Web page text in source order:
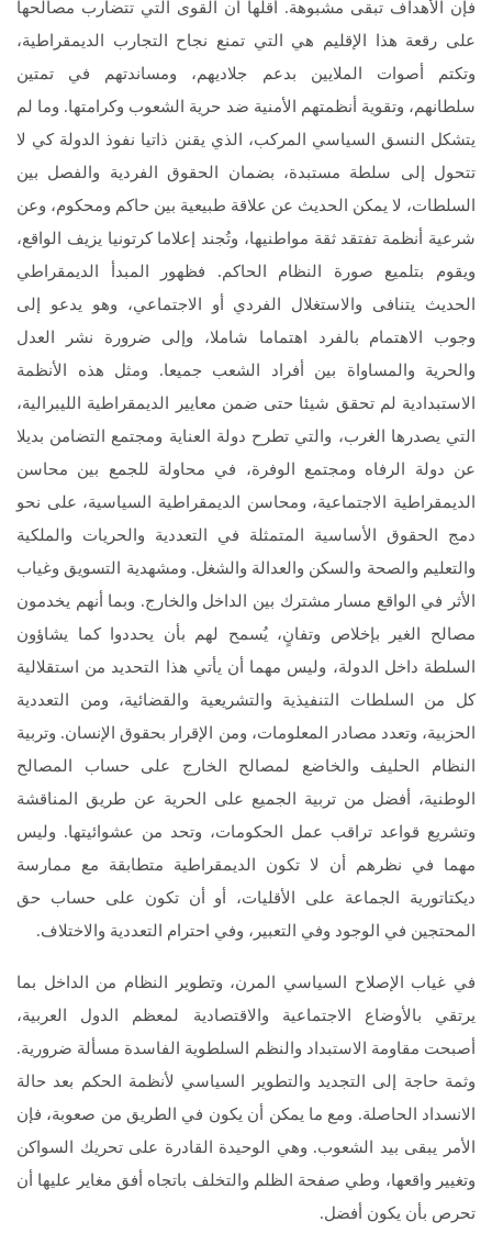
فإن الأهداف تبقى مشبوهة. أقلها أن القوى التي تتضارب مصالحها
على رقعة هذا الإقليم هي التي تمنع نجاح التجارب الديمقراطية،
وتكتم أصوات الملايين بدعم جلاديهم، ومساندتهم في تمتين
سلطانهم، وتقوية أنظمتهم الأمنية ضد حرية الشعوب وكرامتها. وما لم
يتشكل النسق السياسي المركب، الذي يقنن ذاتيا نفوذ الدولة كي لا
تتحول إلى سلطة مستبدة، بضمان الحقوق الفردية والفصل بين
السلطات، لا يمكن الحديث عن علاقة طبيعية بين حاكم ومحكوم، وعن
شرعية أنظمة تفتقد ثقة مواطنيها، وتُجند إعلاما كرتونيا يزيف الواقع،
ويقوم بتلميع صورة النظام الحاكم. فظهور المبدأ الديمقراطي
الحديث يتنافى والاستغلال الفردي أو الاجتماعي، وهو يدعو إلى
وجوب الاهتمام بالفرد اهتماما شاملا، وإلى ضرورة نشر العدل
والحرية والمساواة بين أفراد الشعب جميعا. ومثل هذه الأنظمة
الاستبدادية لم تحقق شيئا حتى ضمن معايير الديمقراطية الليبرالية،
التي يصدرها الغرب، والتي تطرح دولة العناية ومجتمع التضامن بديلا
عن دولة الرفاه ومجتمع الوفرة، في محاولة للجمع بين محاسن
الديمقراطية الاجتماعية، ومحاسن الديمقراطية السياسية، على نحو
دمج الحقوق الأساسية المتمثلة في التعددية والحريات والملكية
والتعليم والصحة والسكن والعدالة والشغل. ومشهدية التسويق وغياب
الأثر في الواقع مسار مشترك بين الداخل والخارج. وبما أنهم يخدمون
مصالح الغير بإخلاص وتفانٍ، يُسمح لهم بأن يحددوا كما يشاؤون
السلطة داخل الدولة، وليس مهما أن يأتي هذا التحديد من استقلالية
كل من السلطات التنفيذية والتشريعية والقضائية، ومن التعددية
الحزبية، وتعدد مصادر المعلومات، ومن الإقرار بحقوق الإنسان. وتربية
النظام الحليف والخاضع لمصالح الخارج على حساب المصالح
الوطنية، أفضل من تربية الجميع على الحرية عن طريق المناقشة
وتشريع قواعد تراقب عمل الحكومات، وتحد من عشوائيتها. وليس
مهما في نظرهم أن لا تكون الديمقراطية متطابقة مع ممارسة
ديكتاتورية الجماعة على الأقليات، أو أن تكون على حساب حق
المحتجين في الوجود وفي التعبير، وفي احترام التعددية والاختلاف.
في غياب الإصلاح السياسي المرن، وتطوير النظام من الداخل بما
يرتقي بالأوضاع الاجتماعية والاقتصادية لمعظم الدول العربية،
أصبحت مقاومة الاستبداد والنظم السلطوية الفاسدة مسألة ضرورية.
وثمة حاجة إلى التجديد والتطوير السياسي لأنظمة الحكم بعد حالة
الانسداد الحاصلة. ومع ما يمكن أن يكون في الطريق من صعوبة، فإن
الأمر يبقى بيد الشعوب. وهي الوحيدة القادرة على تحريك السواكن
وتغيير واقعها، وطي صفحة الظلم والتخلف باتجاه أفق مغاير عليها أن
تحرص بأن يكون أفضل.